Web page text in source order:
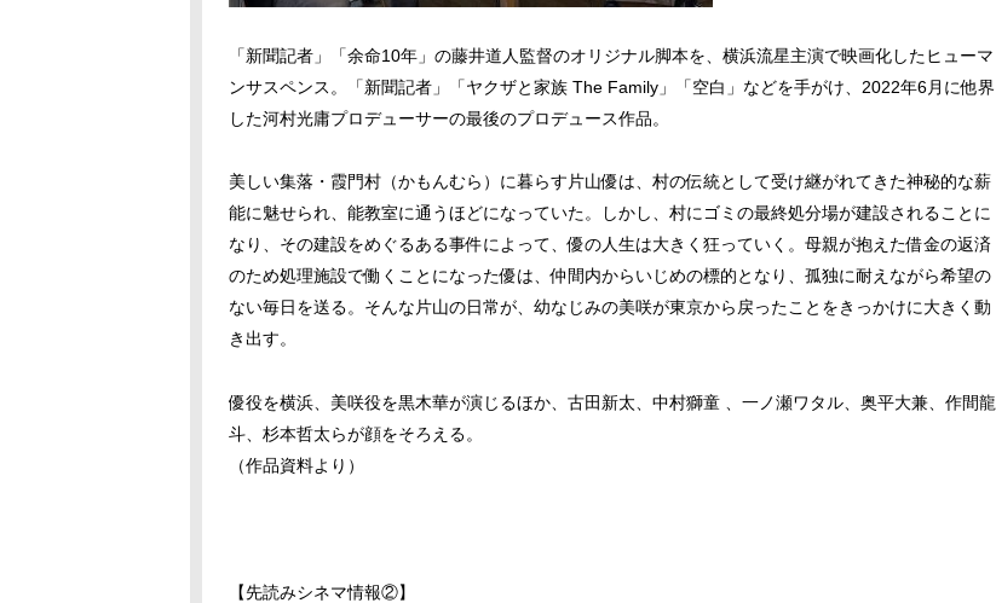
「新聞記者」「余命10年」の藤井道人監督のオリジナル脚本を、横浜流星主演で映画化したヒューマ
ンサスペンス。「新聞記者」「ヤクザと家族 The Family」「空白」などを手がけ、2022年6月に他界
した河村光庸プロデューサーの最後のプロデュース作品。
美しい集落・霞門村（かもんむら）に暮らす片山優は、村の伝統として受け継がれてきた神秘的な薪
能に魅せられ、能教室に通うほどになっていた。しかし、村にゴミの最終処分場が建設されることに
なり、その建設をめぐるある事件によって、優の人生は大きく狂っていく。母親が抱えた借金の返済
のため処理施設で働くことになった優は、仲間内からいじめの標的となり、孤独に耐えながら希望の
ない毎日を送る。そんな片山の日常が、幼なじみの美咲が東京から戻ったことをきっかけに大きく動
き出す。
優役を横浜、美咲役を黒木華が演じるほか、古田新太、中村獅童 、一ノ瀬ワタル、奥平大兼、作間龍
斗、杉本哲太らが顔をそろえる。
（作品資料より）
【先読みシネマ情報②】